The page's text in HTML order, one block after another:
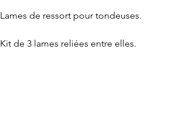
Lames de ressort pour tondeuses.
Kit de 3 lames reliées entre elles.